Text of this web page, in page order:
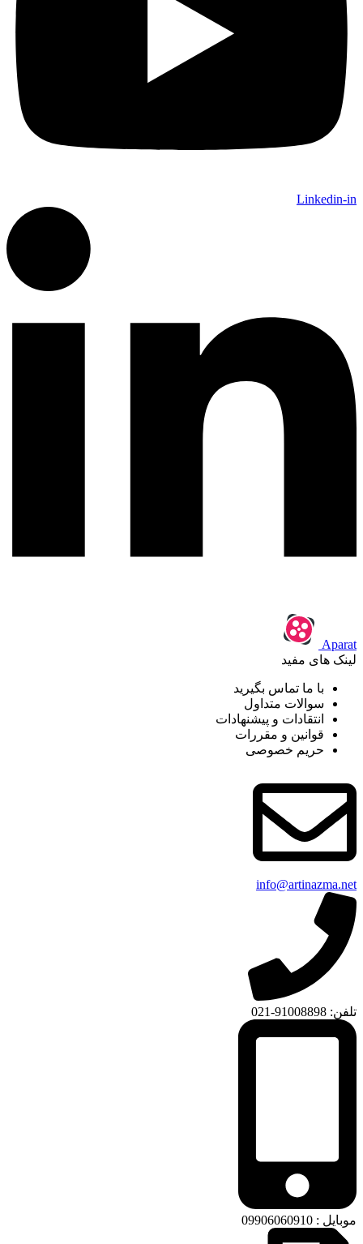
Linkedin-in
Aparat
لینک های مفید
با ما تماس بگیرید
سوالات متداول
انتقادات و پیشنهادات
قوانین و مقررات
حریم خصوصی
info@artinazma.net
تلفن: 91008898-021
موبایل : 09906060910